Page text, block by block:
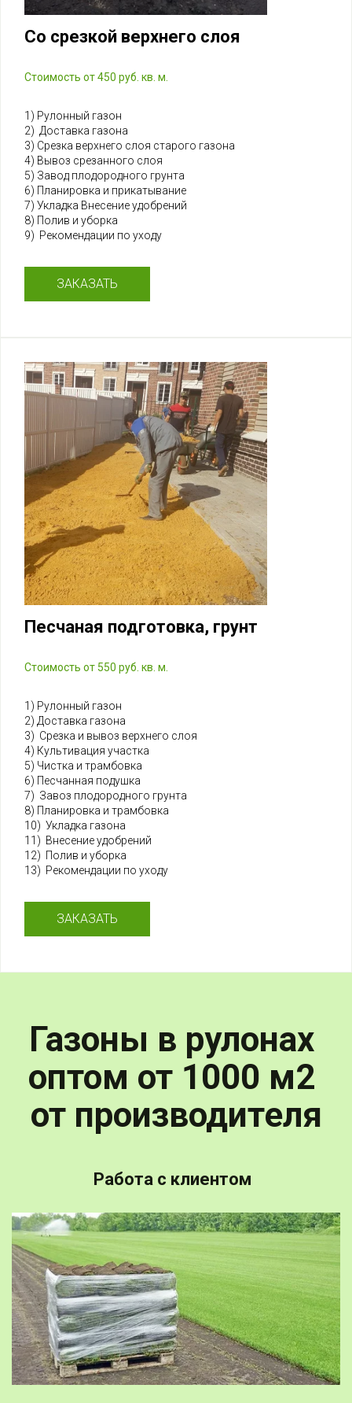
Со срезкой верхнего слоя
Стоимость от 450 руб. кв. м.
1) Рулонный газон
2) Доставка газона
3) Срезка верхнего слоя старого газона
4) Вывоз срезанного слоя
5) Завод плодородного грунта
6) Планировка и прикатывание
7) Укладка Внесение удобрений
8) Полив и уборка
9) Рекомендации по уходу
ЗАКАЗАТЬ
Песчаная подготовка, грунт
Стоимость от 550 руб. кв. м.
1) Рулонный газон
2) Доставка газона
3) Срезка и вывоз верхнего слоя
4) Культивация участка
5) Чистка и трамбовка
6) Песчанная подушка
7) Завоз плодородного грунта
8) Планировка и трамбовка
10) Укладка газона
11) Внесение удобрений
12) Полив и уборка
13) Рекомендации по уходу
ЗАКАЗАТЬ
Газоны в рулонах
оптом от 1000 м2
от производителя
Работа с клиентом